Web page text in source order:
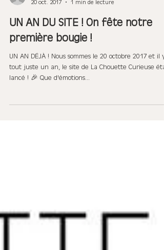
20 oct. 2017
1 min de lecture
UN AN DU SITE ! On fête notre
première bougie !
UN AN DÉJÀ ! Nous sommes le 20 octobre 2017 et il y
tout juste un an, le site de La Chouette Curieuse